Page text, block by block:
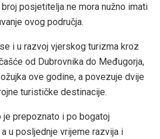
posjetitelja ne mora nužno imati
ovog područja.
i u razvoj vjerskog turizma kroz
od Dubrovnika do Međugorja,
ove godine, a povezuje dvije
turističke destinacije.
je prepoznato i po bogatoj
u posljednje vrijeme razvija i